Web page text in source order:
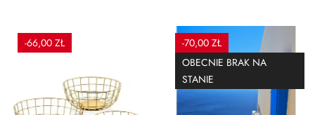
-66,00 ZŁ
-70,00 ZŁ
OBECNIE BRAK NA
STANIE